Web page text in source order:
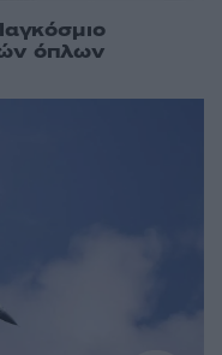
όπλων